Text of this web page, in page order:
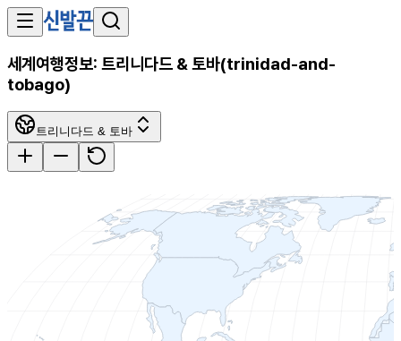
세계여행정보: 트리니다드 & 토바(trinidad-and-
tobago)
트리니다드 & 토바